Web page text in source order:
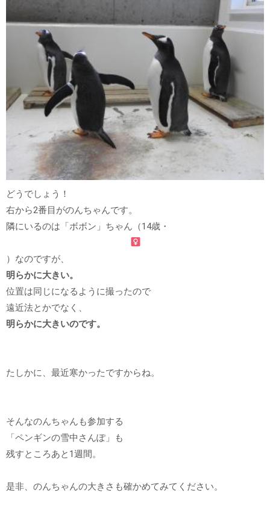
どうでしょう！
右から2番目がのんちゃんです。
隣にいるのは「ボボン」ちゃん（14歳・
）なのですが、
明らかに大きい。
位置は同じになるように撮ったので
遠近法とかでなく、
明らかに大きいのです。
たしかに、最近寒かったですからね。
そんなのんちゃんも参加する
「ペンギンの雪中さんぽ」も
残すところあと1週間。
是非、のんちゃんの大きさも確かめてみてください。